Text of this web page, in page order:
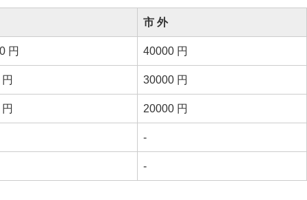
市 外
円 40000 円
30000 円
20000 円
-
-